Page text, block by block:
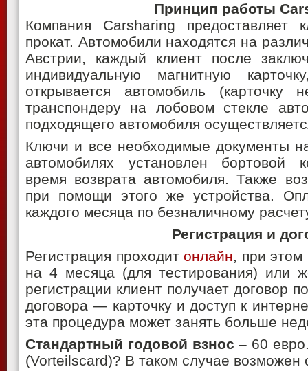
Принцип работы
Компания Carsharing предоставляет
прокат. Автомобили находятся на
Австрии, каждый клиент после
индивидуальную магнитную
открывается автомобиль (карточку
транспондеру на лобовом стекле
подходящего автомобиля
Ключи и все необходимые документы
автомобилях установлен бортовой
время возврата автомобиля. Также
при помощи этого же устройства.
каждого месяца по безналичному
Регистрация и
Регистрация проходитонлайн, при этом
на 4 месяца (для тестирования) или
регистрации клиент получает договор
договора — карточку и доступ к
эта процедура может занять больше
Стандартный годовой взнос – 60
(Vorteilscard)? В таком случае